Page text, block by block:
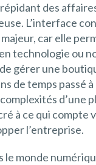
des
L’interface
car elle
technologie ou
gérer une
de temps passé
d’une
à ce qui compte
l’entreprise.
le monde